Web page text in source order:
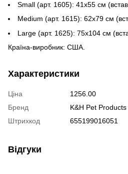
Small (арт. 1605): 41х55 см
Medium (арт. 1615): 62х79 см
Large (арт. 1625): 75х104 см
Країна-виробник: США.
Характеристики
Ціна
1256.00
Бренд
K&H Pet Products
Штрихкод
655199016051
Відгуки